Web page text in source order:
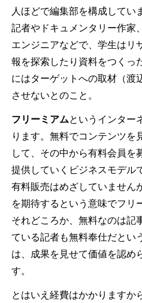
人ほどで編集部を構成してい
記者やドキュメンタリー作家
エンジニアなどで、学生はリ
報を探索したり資料をつくっ
にはターゲットへの取材（渡
させないとのこと。
フリーミアムというインター
ります。無料でコンテンツを
して、その中から有料会員を
提供していくビジネスモデル
有料販売はめざしていません
を期待するという意味でフリ
それどころか、無料なのは記
ている記者も無料奉仕だとい
は、成果を見せて価値を認め
す。
とはいえ経費はかかりますか